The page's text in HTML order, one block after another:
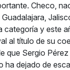
Checo,
categoría y este
al título de su
que Sergio
ha dejado de